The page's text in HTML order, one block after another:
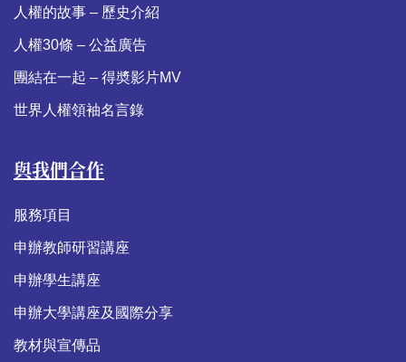
人權的故事 – 歷史介紹
人權30條 – 公益廣告
團結在一起 – 得奬影片MV
世界人權領袖名言錄
與我們合作
服務項目
申辦教師研習講座
申辦學生講座
申辦大學講座及國際分享
教材與宣傳品